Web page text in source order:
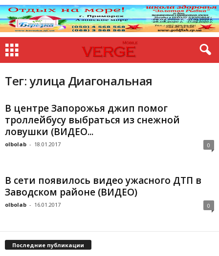
Тег: улица Диагональная
В центре Запорожья джип помог
троллейбусу выбраться из снежной
ловушки (ВИДЕО...
olbolab - 18.01.2017 0
В сети появилось видео ужасного ДТП в
Заводском районе (ВИДЕО)
olbolab - 16.01.2017 0
Последние публикации